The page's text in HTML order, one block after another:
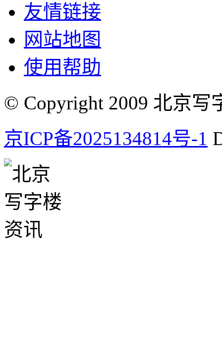
友情链接
网站地图
使用帮助
© Copyright 2009 北京写
京ICP备2025134814号-1